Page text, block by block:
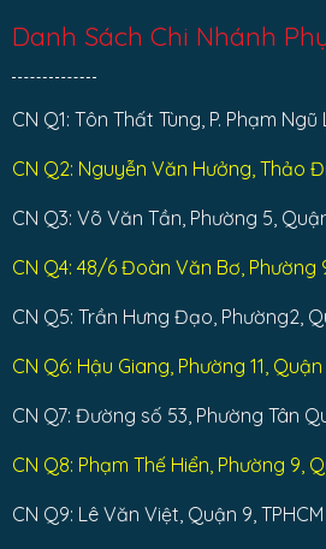
Danh Sách Chi Nhánh
CN Q1: Tôn Thất Tùng, P. Phạm Ngũ
CN Q2: Nguyễn Văn Hưởng, Thảo
CN Q3: Võ Văn Tần, Phường 5,
CN Q4: 48/6 Đoàn Văn Bơ, Phường
CN Q5: Trần Hưng Đạo, Phường2,
CN Q6: Hậu Giang, Phường 11, Quận
CN Q7: Đường số 53, Phường Tân
CN Q8: Phạm Thế Hiển, Phường 9,
CN Q9: Lê Văn Việt, Quận 9, TPHCM